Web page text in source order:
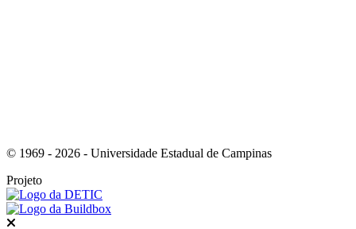
© 1969 - 2026 - Universidade Estadual de Campinas
Projeto